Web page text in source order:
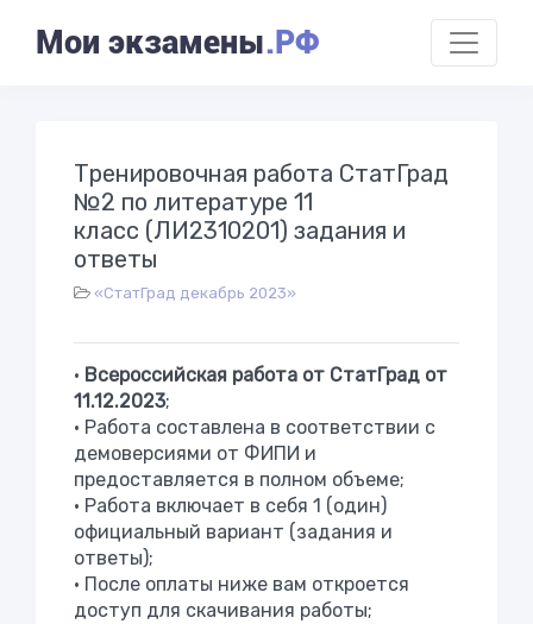
Мои экзамены.РФ
Тренировочная работа СтатГрад
№2 по литературе 11
класс (ЛИ2310201) задания и
ответы
«СтатГрад декабрь 2023»
• Всероссийская работа от СтатГрад от
11.12.2023;
• Работа составлена в соответствии с
демоверсиями от ФИПИ и
предоставляется в полном объеме;
• Работа включает в себя 1 (один)
официальный вариант (задания и
ответы);
• После оплаты ниже вам откроется
доступ для скачивания работы;